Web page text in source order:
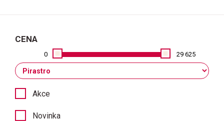
CENA
0 29 625
Akce
Novinka